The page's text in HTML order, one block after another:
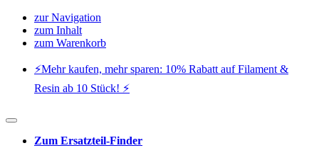
zur Navigation
zum Inhalt
zum Warenkorb
⚡️Mehr kaufen, mehr sparen: 10% Rabatt auf Filament &
Resin ab 10 Stück! ⚡️
Zum Ersatzteil-Finder